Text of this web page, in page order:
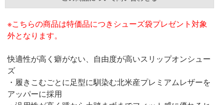
※こちらの商品は特価品につきシューズ袋プレゼント対象
外となります。
快適性が高く癖がない、自由度が高いスリップオンシュー
ズ
・履きこむごとに足型に馴染む北米産プレミアムレザーを
アッパーに採用